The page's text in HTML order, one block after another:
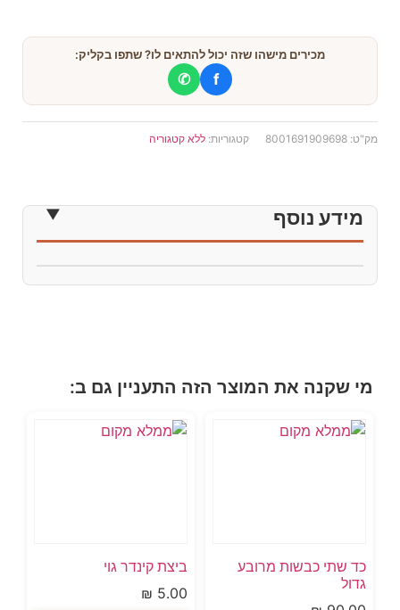
מי שקנה את המוצר הזה התעניין גם ב:
כד שתי כבשות מרובע
גדול
ביצת קינדר גוי
₪ 5.00
מכירים מישהו שזה יכול להתאים לו? שתפו בקליק:
f
✆
מק"ט: 8001691909698 קטגוריות: ללא קטגוריה
מידע נוסף